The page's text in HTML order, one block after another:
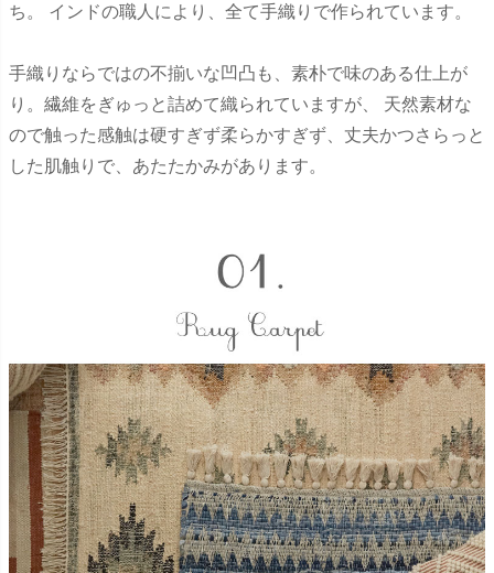
ち。 インドの職人により、全て手織りで作られています。
手織りならではの不揃いな凹凸も、素朴で味のある仕上が
り。繊維をぎゅっと詰めて織られていますが、 天然素材な
ので触った感触は硬すぎず柔らかすぎず、丈夫かつさらっと
した肌触りで、あたたかみがあります。